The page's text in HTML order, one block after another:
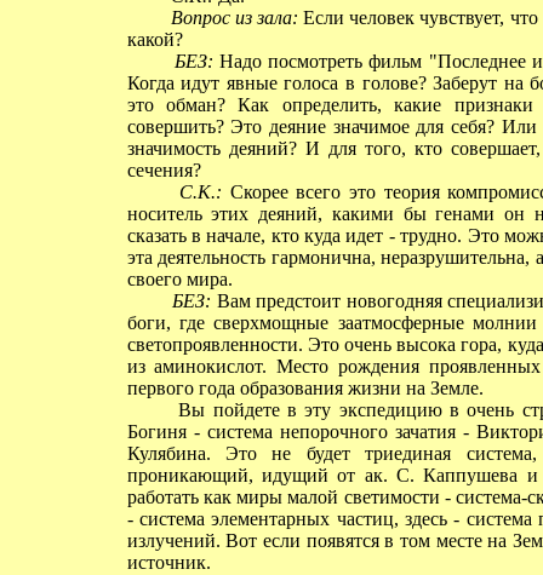
Вопрос из зала: Если человек чувствует,
какой?
БЕЗ: Надо посмотреть фильм "Последнее
Когда идут явные голоса в голове? Заберут на
это обман? Как определить, какие
совершить? Это деяние значимое для себя?
значимость деяний? И для того, кто
сечения?
С.К.: Скорее всего это теория
носитель этих деяний, какими бы генами он
сказать в начале, кто куда идет - трудно. Это
эта деятельность гармонична, неразрушительна,
своего мира.
БЕЗ: Вам предстоит новогодняя
боги, где сверхмощные заатмосферные
светопроявленности. Это очень высока гора,
из аминокислот. Место рождения
первого года образования жизни на Земле.
Вы пойдете в эту экспедицию в очень
Богиня - система непорочного зачатия -
Кулябина. Это не будет триединая
проникающий, идущий от ак. С. Каппушева и
работать как миры малой светимости -
- система элементарных частиц, здесь -
излучений. Вот если появятся в том месте на
источник.